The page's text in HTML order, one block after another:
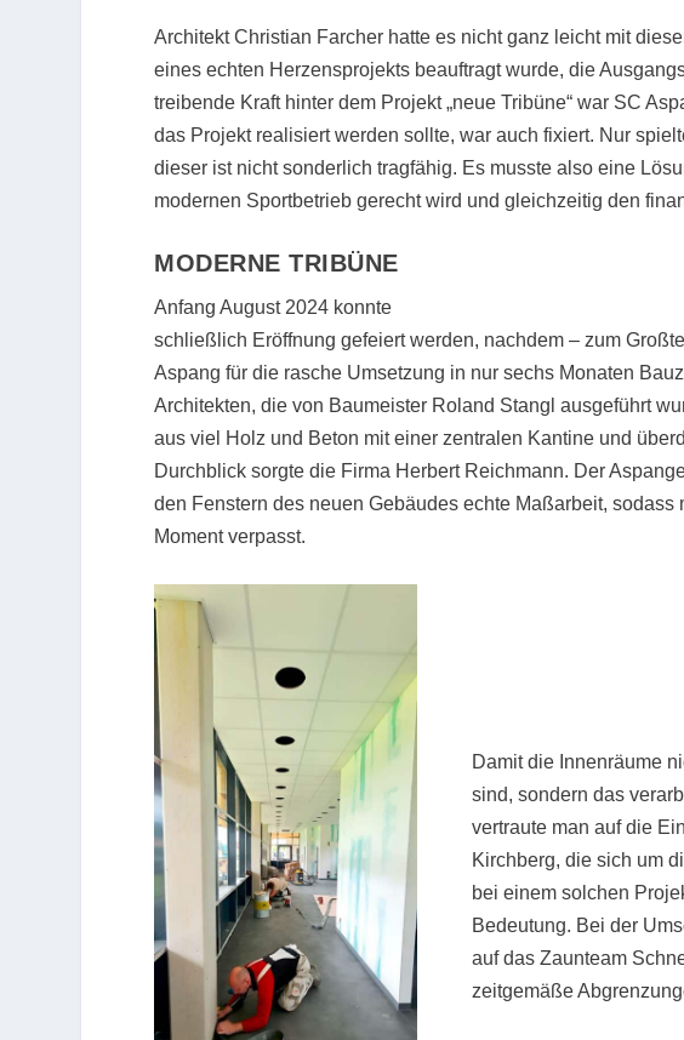
Architekt Christian Farcher hatte es nicht ganz leicht mit
eines echten Herzensprojekts beauftragt wurde, die
treibende Kraft hinter dem Projekt „neue Tribüne“ war SC
das Projekt realisiert werden sollte, war auch fixiert. Nur
dieser ist nicht sonderlich tragfähig. Es musste also eine
modernen Sportbetrieb gerecht wird und gleichzeitig den
MODERNE TRIBÜNE
Anfang August 2024 konnte
schließlich Eröffnung gefeiert werden, nachdem – zum
Aspang für die rasche Umsetzung in nur sechs Monaten
Architekten, die von Baumeister Roland Stangl ausgeführt
aus viel Holz und Beton mit einer zentralen Kantine und
Durchblick sorgte die Firma Herbert Reichmann. Der
den Fenstern des neuen Gebäudes echte Maßarbeit,
Moment verpasst.
Damit die Innenräume
sind, sondern das
vertraute man auf die
Kirchberg, die sich um
bei einem solchen
Bedeutung. Bei der
auf das Zaunteam
zeitgemäße